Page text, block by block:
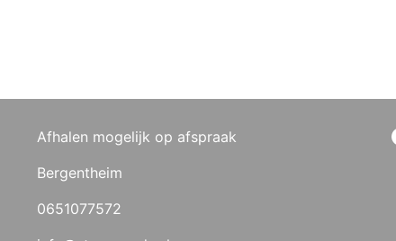
Afhalen mogelijk op afspraak
Bergentheim
0651077572